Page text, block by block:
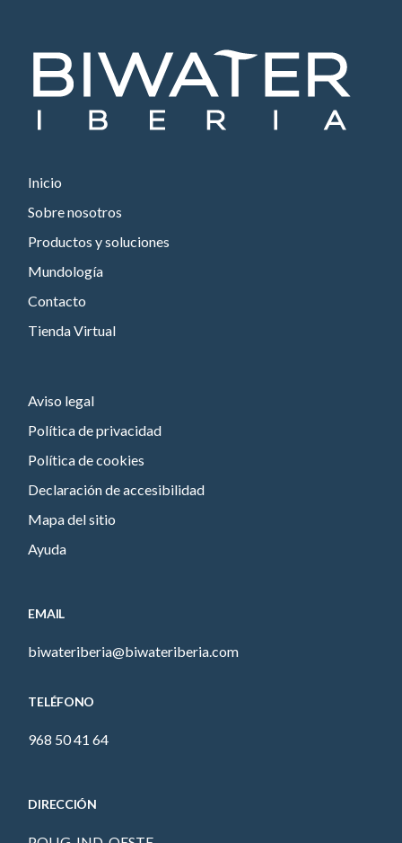
Inicio
Sobre nosotros
Productos y soluciones
Mundología
Contacto
Tienda Virtual
Aviso legal
Política de privacidad
Política de cookies
Declaración de accesibilidad
Mapa del sitio
Ayuda
EMAIL
biwateriberia@biwateriberia.com
TELÉFONO
968 50 41 64
DIRECCIÓN